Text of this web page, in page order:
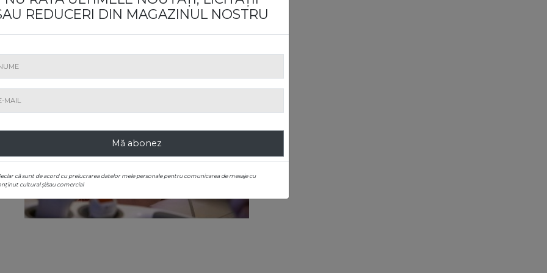
REDUCERI DIN MAGAZINUL NOSTRU
Mă abonez
că sunt de acord cu prelucrarea datelor mele personale pentru comunicarea de mesaje cu
cultural și/sau comercial